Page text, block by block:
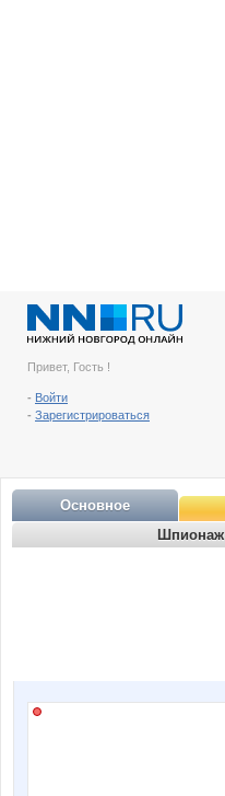
Привет, Гость !
- Войти
- Зарегистрироваться
Основное
Шпионаж